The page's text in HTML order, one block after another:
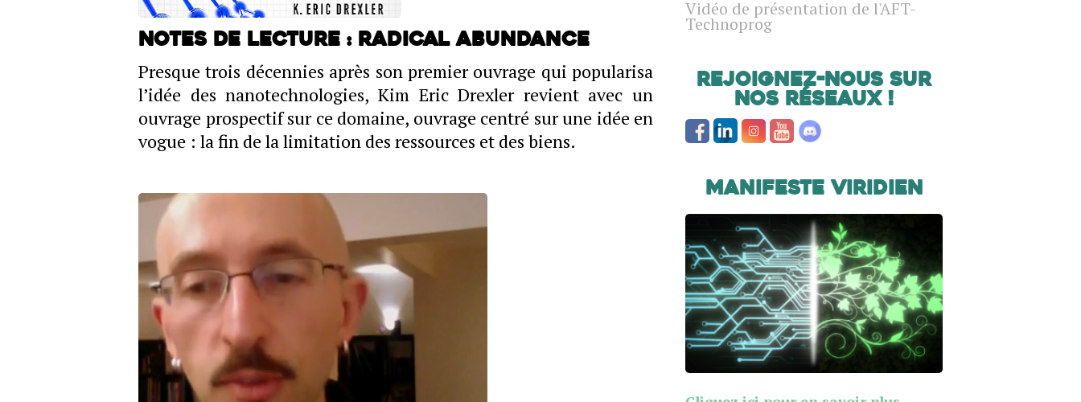
Notes de lecture : Radical Abundance
Presque trois décennies après son premier ouvrage qui popularisa
l’idée des nanotechnologies, Kim Eric Drexler revient avec un
ouvrage prospectif sur ce domaine, ouvrage centré sur une idée en
vogue : la fin de la limitation des ressources et des biens.
Vidéo de présentation de l'AFT-
Technoprog
Rejoignez-nous sur
nos réseaux !
Manifeste Viridien